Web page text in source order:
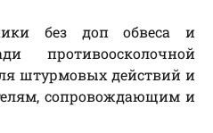
без доп обвеса и
противоосколочной
штурмовых действий и
сопровождающим и